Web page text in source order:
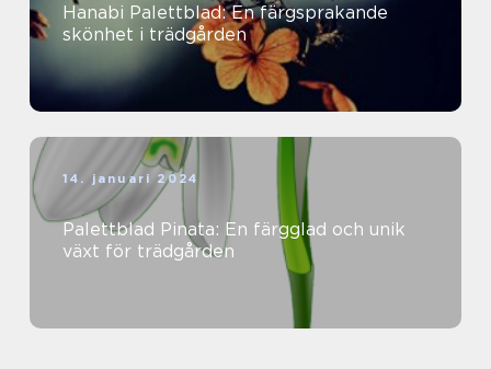
Hanabi Palettblad: En färgsprakande
skönhet i trädgården
14. januari 2024
Palettblad Pinata: En färgglad och unik
växt för trädgården